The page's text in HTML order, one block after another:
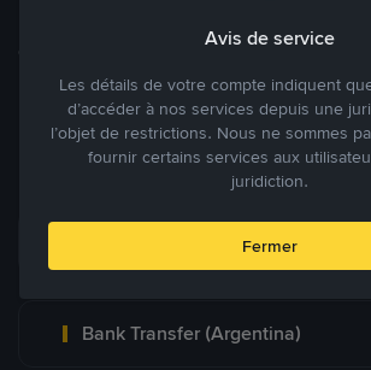
des annonces commerciales pour fixer vos
Blog P2P
Principaux modes de paiement
Bank Transfer (Argentina)
Avis de service
Les détails de votre compte indiquent
d’accéder à nos services depuis une
l’objet de restrictions. Nous ne sommes
fournir certains services aux
juridiction.
Fermer